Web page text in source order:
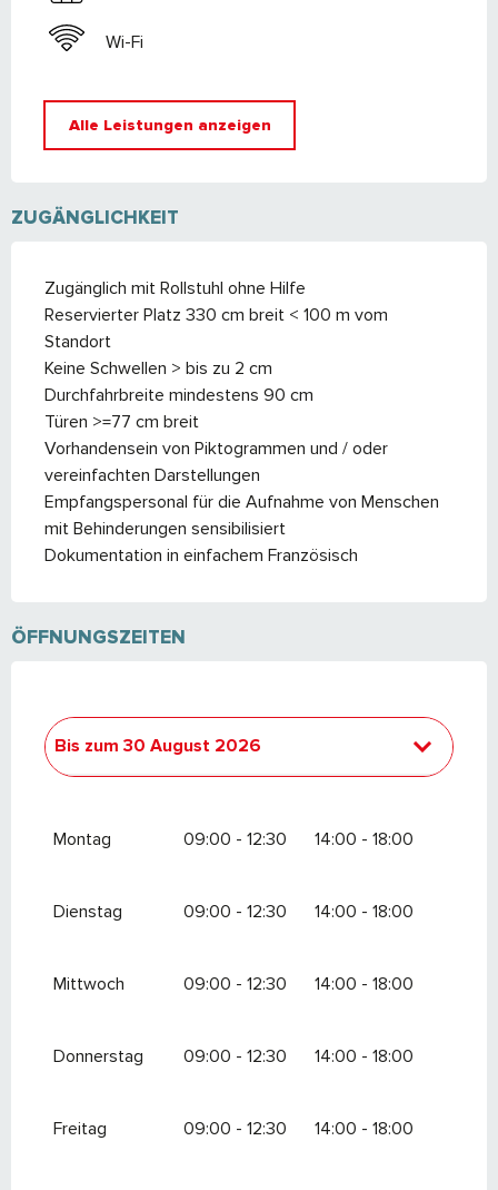
Wi-Fi
Alle Leistungen anzeigen
ZUGÄNGLICHKEIT
Zugänglich mit Rollstuhl ohne Hilfe
Reservierter Platz 330 cm breit < 100 m vom
Standort
Keine Schwellen > bis zu 2 cm
Durchfahrbreite mindestens 90 cm
Türen >=77 cm breit
Vorhandensein von Piktogrammen und / oder
vereinfachten Darstellungen
Empfangspersonal für die Aufnahme von Menschen
mit Behinderungen sensibilisiert
Dokumentation in einfachem Französisch
ÖFFNUNGSZEITEN
Bis zum 30 August 2026
Montag 09:00 - 12:30 14:00 - 18:00
Dienstag 09:00 - 12:30 14:00 - 18:00
Mittwoch 09:00 - 12:30 14:00 - 18:00
Donnerstag 09:00 - 12:30 14:00 - 18:00
Freitag 09:00 - 12:30 14:00 - 18:00